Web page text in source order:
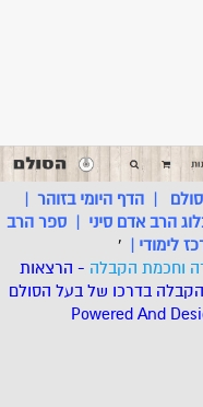
|הדף היומי בזוהר |
הרב אדם סיני |ספר הרב
לימודי |
'
וחכמת הקבלה - הרצאות
הקבלה בדרכו של בעל הסולם
Powered And